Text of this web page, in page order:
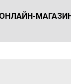
ОНЛАЙН-